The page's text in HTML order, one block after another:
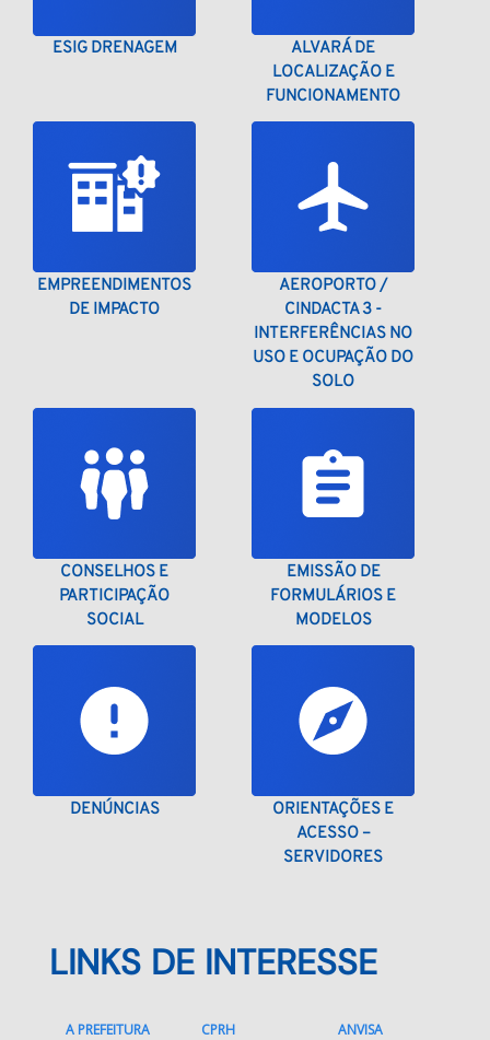
ESIG DRENAGEM
ALVARÁ DE
LOCALIZAÇÃO E
FUNCIONAMENTO
EMPREENDIMENTOS
DE IMPACTO
AEROPORTO /
CINDACTA 3 -
INTERFERÊNCIAS NO
USO E OCUPAÇÃO DO
SOLO
CONSELHOS E
PARTICIPAÇÃO
SOCIAL
EMISSÃO DE
FORMULÁRIOS E
MODELOS
DENÚNCIAS
ORIENTAÇÕES E
ACESSO –
SERVIDORES
LINKS DE INTERESSE
A PREFEITURA CPRH ANVISA